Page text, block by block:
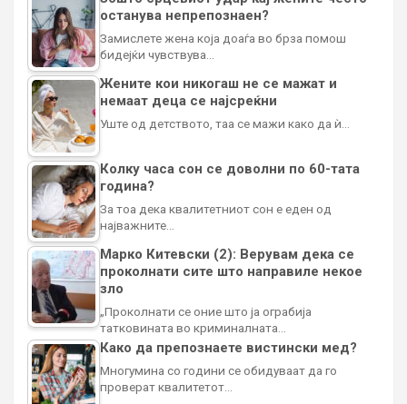
останува непрепознаен?
Замислете жена која доаѓа во брза помош
бидејќи чувствува…
Жените кои никогаш не се мажат и
немаат деца се најсреќни
Уште од детството, таа се мажи како да ѝ…
Колку часа сон се доволни по 60-тата
година?
За тоа дека квалитетниот сон е еден од
најважните…
Марко Китевски (2): Верувам дека се
проколнати сите што направиле некое
зло
„Проколнати се оние што ја ограбија
татковината во криминалната…
Како да препознаете вистински мед?
Многумина со години се обидуваат да го
проверат квалитетот…